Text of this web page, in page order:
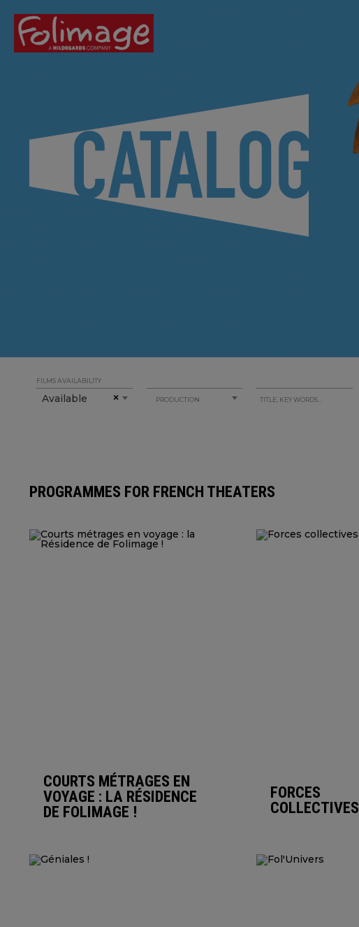
FILMS AVAILABILITY
×
Available PRODUCTION
PROGRAMMES FOR FRENCH THEATERS
COURTS MÉTRAGES EN
VOYAGE : LA RÉSIDENCE
DE FOLIMAGE !
FORCES
COLLECTIVES